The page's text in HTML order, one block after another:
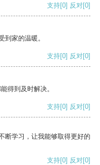
支持[0] 反对[0]
到家的温暖。
支持[0] 反对[0]
得到及时解决。
支持[0] 反对[0]
断学习，让我能够取得更好的
支持[0] 反对[0]